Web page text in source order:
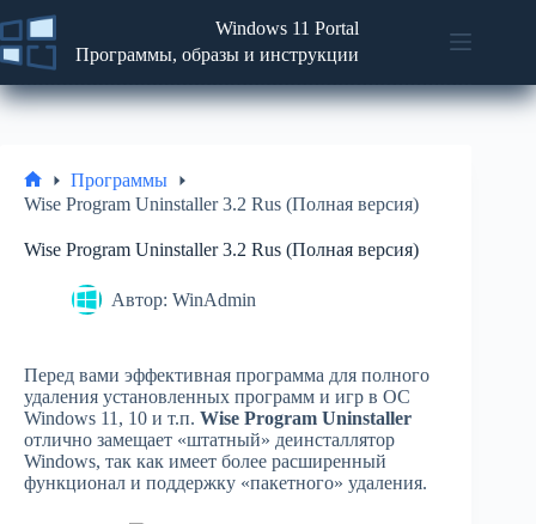
к
содержимому
No
Новости
и
советы
образы
Windows 11 Portal
Программы, образы и инструкции
Главная
Программы
Wise Program Uninstaller 3.2 Rus (Полная версия)
Wise Program Uninstaller 3.2 Rus (Полная версия)
Автор: WinAdmin
Перед вами эффективная программа для полного
удаления установленных программ и игр в ОС
Windows 11, 10 и т.п. Wise Program Uninstaller
отлично замещает «штатный» деинсталлятор
Windows, так как имеет более расширенный
функционал и поддержку «пакетного» удаления.